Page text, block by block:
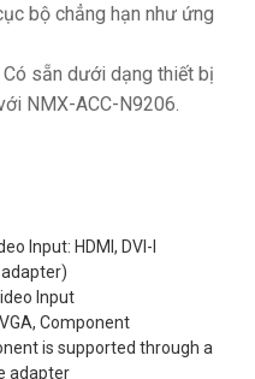
bộ chẳng hạn như ứng
sẵn dưới dạng thiết bị
NMX-ACC-N9206.
Input: HDMI, DVI-I
Input
Component
is supported through a
adapter